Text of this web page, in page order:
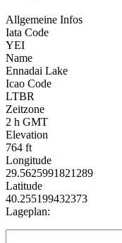
Allgemeine Infos
Iata Code
YEI
Name
Ennadai Lake
Icao Code
LTBR
Zeitzone
2 h GMT
Elevation
764 ft
Longitude
29.5625991821289
Latitude
40.255199432373
Lageplan: